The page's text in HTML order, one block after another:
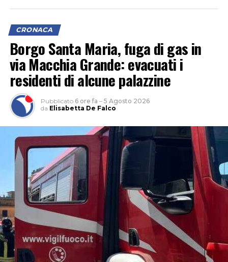
CRONACA
Borgo Santa Maria, fuga di gas in
via Macchia Grande: evacuati i
residenti di alcune palazzine
Pubblicato 6 ore fa – 5 Agosto 2026
da Elisabetta De Falco